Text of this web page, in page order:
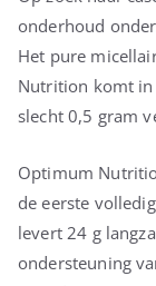
onderhoud
Het pure
Nutrition komt in
slecht 0,5 gram
Optimum
de eerste
levert 24 g
ondersteuning